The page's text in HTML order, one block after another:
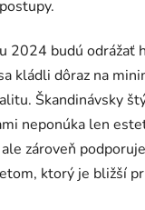
2024 budú odrážať
kládli dôraz na
Škandinávsky
neponúka len
zároveň
ktorý je bližší